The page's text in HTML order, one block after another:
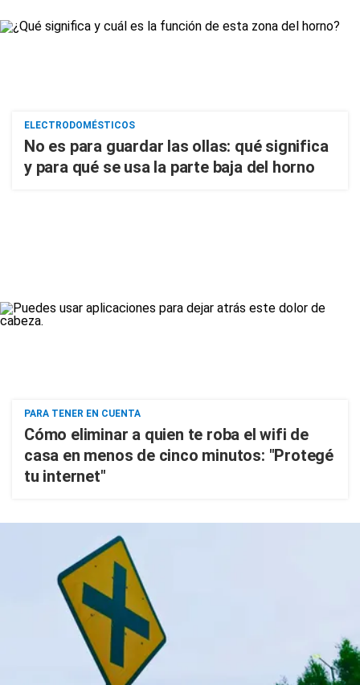
ELECTRODOMÉSTICOS
No es para guardar las ollas: qué significa
y para qué se usa la parte baja del horno
PARA TENER EN CUENTA
Cómo eliminar a quien te roba el wifi de
casa en menos de cinco minutos: "Protegé
tu internet"